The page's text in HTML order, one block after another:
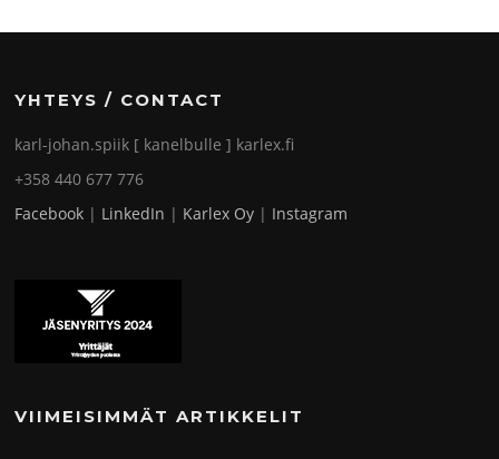
YHTEYS / CONTACT
karl-johan.spiik [ kanelbulle ] karlex.fi
+358 440 677 776
Facebook | LinkedIn | Karlex Oy | Instagram
VIIMEISIMMÄT ARTIKKELIT